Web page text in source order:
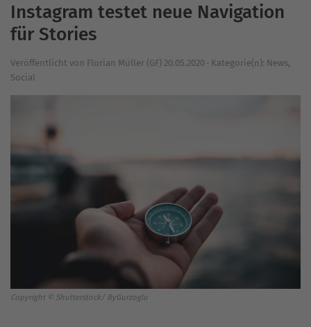
Instagram testet neue Navigation
für Stories
Veröffentlicht von Florian Müller (GF) 20.05.2020 · Kategorie(n): News,
Social
Copyright © Shutterstock/ ByGurzoglu